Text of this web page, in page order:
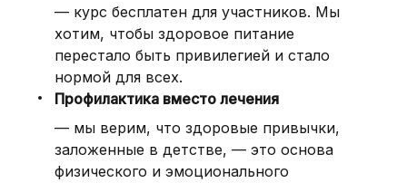
— курс бесплатен для участников. Мы
хотим, чтобы здоровое питание
перестало быть привилегией и стало
нормой для всех.
Профилактика вместо лечения
— мы верим, что здоровые привычки,
заложенные в детстве, — это основа
физического и эмоционального